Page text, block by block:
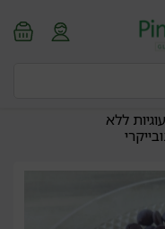
עוגיות ללא